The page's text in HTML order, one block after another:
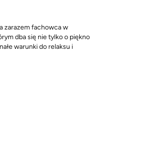
zarazem fachowca w
dba się nie tylko o piękno
warunki do relaksu i